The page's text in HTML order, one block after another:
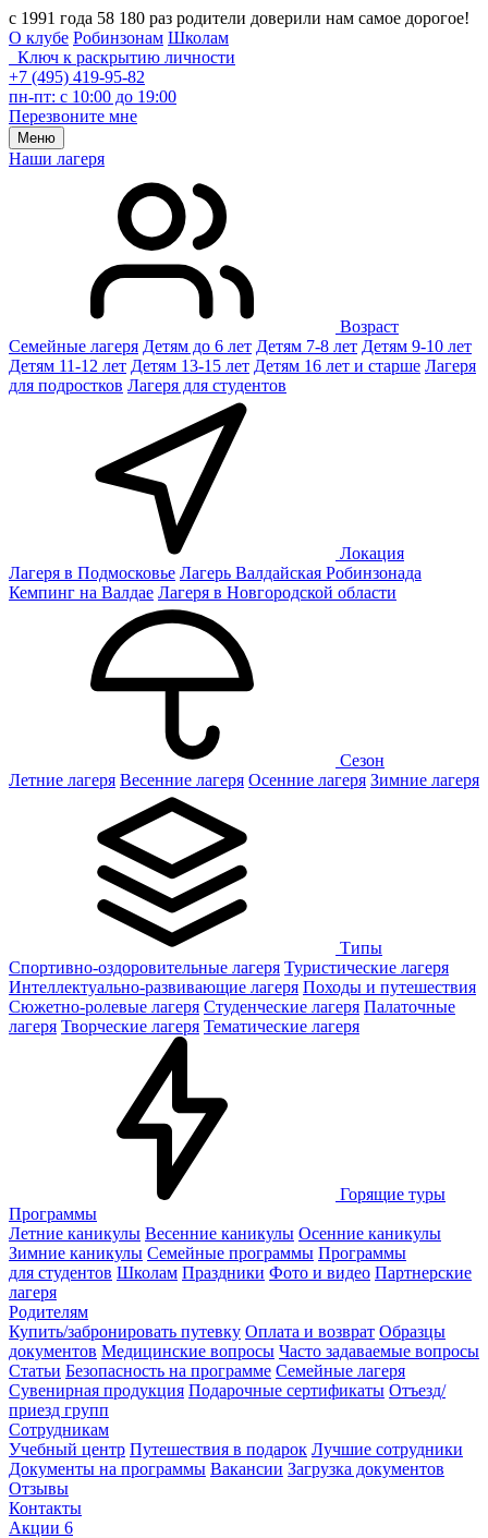
с 1991 года 58 180 раз родители доверили нам самое дорогое!
О клубе Робинзонам Школам
Ключ к раскрытию личности
+7 (495) 419-95-82
пн-пт: с 10:00 до 19:00
Перезвоните мне
Меню
Наши лагеря
Возраст
Семейные лагеря Детям до 6 лет Детям 7-8 лет Детям 9-10 лет
Детям 11-12 лет Детям 13-15 лет Детям 16 лет и старше Лагеря
для подростков Лагеря для студентов
Локация
Лагеря в Подмосковье Лагерь Валдайская Робинзонада
Кемпинг на Валдае Лагеря в Новгородской области
Сезон
Летние лагеря Весенние лагеря Осенние лагеря Зимние лагеря
Типы
Спортивно-оздоровительные лагеря Туристические лагеря
Интеллектуально-развивающие лагеря Походы и путешествия
Сюжетно-ролевые лагеря Студенческие лагеря Палаточные
лагеря Творческие лагеря Тематические лагеря
Горящие туры
Программы
Летние каникулы Весенние каникулы Осенние каникулы
Зимние каникулы Семейные программы Программы
для студентов Школам Праздники Фото и видео Партнерские
лагеря
Родителям
Купить/забронировать путевку Оплата и возврат Образцы
документов Медицинские вопросы Часто задаваемые вопросы
Статьи Безопасность на программе Семейные лагеря
Сувенирная продукция Подарочные сертификаты Отъезд/
приезд групп
Сотрудникам
Учебный центр Путешествия в подарок Лучшие сотрудники
Документы на программы Вакансии Загрузка документов
Отзывы
Контакты
Акции 6